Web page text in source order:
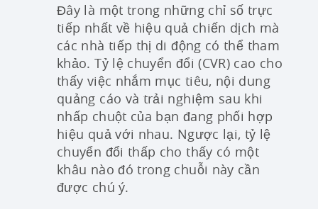
Đây là một trong những chỉ số trực
tiếp nhất về hiệu quả chiến dịch mà
các nhà tiếp thị di động có thể tham
khảo. Tỷ lệ chuyển đổi (CVR) cao cho
thấy việc nhắm mục tiêu, nội dung
quảng cáo và trải nghiệm sau khi
nhấp chuột của bạn đang phối hợp
hiệu quả với nhau. Ngược lại, tỷ lệ
chuyển đổi thấp cho thấy có một
khâu nào đó trong chuỗi này cần
được chú ý.